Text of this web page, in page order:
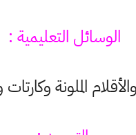
الوسائل التعليمية :
الملونة